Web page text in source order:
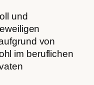
und
von
im beruflichen